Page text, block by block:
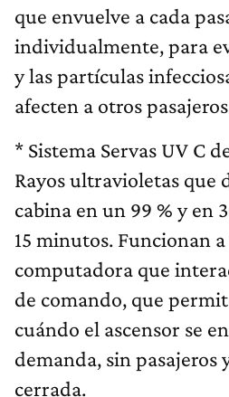
que envuelve a cada
individualmente, para
y las partículas
afecten a otros
* Sistema Servas UV C
Rayos ultravioletas que
cabina en un 99 % y en
15 minutos. Funcionan
computadora que
de comando, que
cuándo el ascensor se
demanda, sin pasajeros
cerrada.